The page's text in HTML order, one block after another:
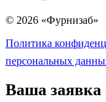
© 2026 «Фурнизаб»
Политика
персональных
Ваша заявка